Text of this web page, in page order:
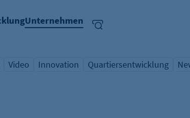
Unternehmen
Übersicht Schlagwort
Video
Übersicht Schlagwort
Innovation
Übersicht Schlagwort
Quartiersentwicklung